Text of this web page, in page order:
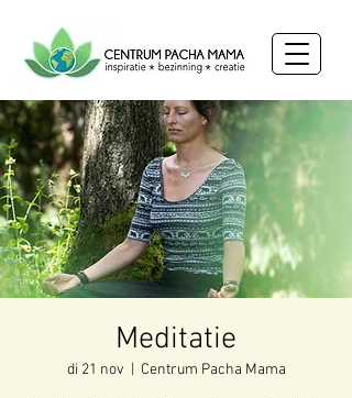
Meditatie
di 21 nov Centrum Pacha Mama